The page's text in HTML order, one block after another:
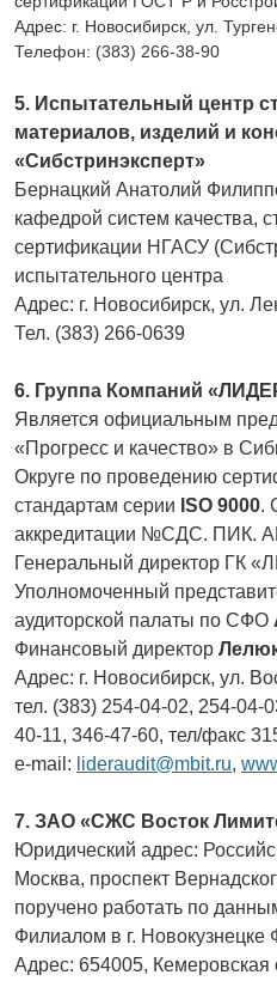
Адрес: г. Новосибирск, ул.
Телефон: (383) 266-38-90
5. Испытательный центр
материалов, изделий и
«Сибстринэксперт»
Бернацкий Анатолий
кафедрой систем качества,
сертификации НГАСУ
испытательного центра
Адрес: г. Новосибирск, ул.
Тел. (383) 266-0639
6. Группа Компаний
Является официальным
«Прогресс и качество» в
Округе по проведению
стандартам серии ISO 9000.
аккредитации №СДС. ПИК.
Генеральный директор ГК
Уполномоченный
аудиторской палаты по СФО
Финансовый директор
Адрес: г. Новосибирск, ул.
тел. (383) 254-04-02, 254-04-
40-11, 346-47-60, тел/факс
e-mail: lideraudit@mbit.ru,
7. ЗАО «СЖС Восток
Юридический адрес:
Москва, проспект
поручено работать по
Филиалом в г. Новокузнецке
Адрес: 654005, Кемеровская